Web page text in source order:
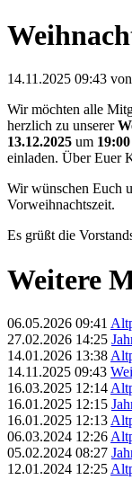
14.11.2025 09:43
Wir möchten alle
herzlich zu unserer
13.12.2025 um
einladen. Über Euer
Wir wünschen Euch
Vorweihnachtszeit.
Es grüßt die
Weitere
06.05.2026 09:41
27.02.2026 14:25
14.01.2026 13:38
14.11.2025 09:43
16.03.2025 12:14
16.01.2025 12:15
16.01.2025 12:13
06.03.2024 12:26
05.02.2024 08:27
12.01.2024 12:25